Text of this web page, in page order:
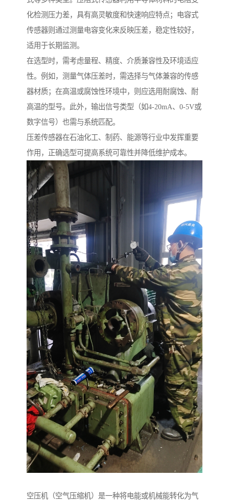
化检测压力差，具有高灵敏度和快速响应特点；电容式
传感器则通过测量电容变化来反映压差，稳定性较好，
适用于长期监测。
在选型时，需考虑量程、精度、介质兼容性及环境适应
性。例如，测量气体压差时，需选择与气体兼容的传感
器材质；在高温或腐蚀性环境中，则应选用耐腐蚀、耐
高温的型号。此外，输出信号类型（如4-20mA、0-5V或
数字信号）也需与系统匹配。
压差传感器在石油化工、制药、能源等行业中发挥重要
作用，正确选型可提高系统可靠性并降低维护成本。
空压机（空气压缩机）是一种将电能或机械能转化为气